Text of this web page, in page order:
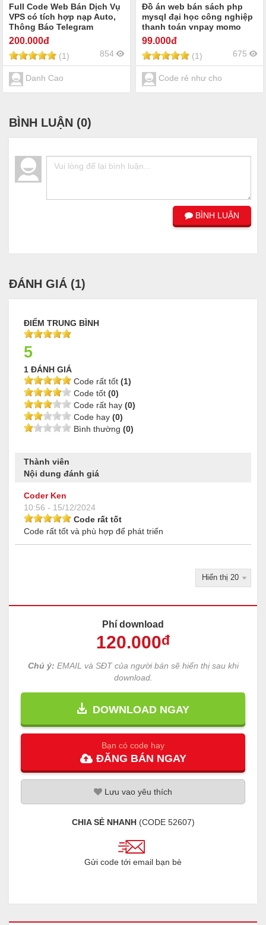
Full Code Web Bán Dịch Vụ
VPS có tích hợp nạp Auto,
Thông Báo Telegram
200.000đ
(1) 854
Danh Cao
Đồ án web bán sách php
mysql đại học công nghiệp
thanh toán vnpay momo
onpay paypal 9 điểm
99.000đ
(1) 675
Code rẻ như cho
BÌNH LUẬN (0)
BÌNH LUẬN
ĐÁNH GIÁ (1)
ĐIỂM TRUNG BÌNH
5
1 ĐÁNH GIÁ
Code rất tốt (1)
Code tốt (0)
Code rất hay (0)
Code hay (0)
Bình thường (0)
Thành viên
Nội dung đánh giá
Coder Ken
10:56 - 15/12/2024
Code rất tốt
Code rất tốt và phù hợp để phát triển
Phí download
120.000đ
Chú ý: EMAIL và SĐT của người bán sẽ hiển thị sau khi
download.
DOWNLOAD NGAY
Bạn có code hay
ĐĂNG BÁN NGAY
Lưu vao yêu thích
CHIA SẺ NHANH(CODE 52607)
Gửi code tới email bạn bè